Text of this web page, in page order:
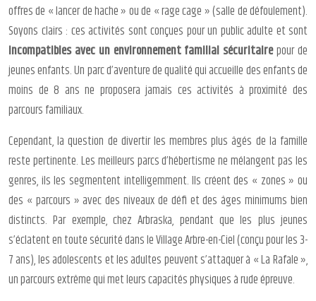
offres de « lancer de hache » ou de « rage cage » (salle de défoulement).
Soyons clairs : ces activités sont conçues pour un public adulte et sont
incompatibles avec un environnement familial sécuritairepour de
jeunes enfants. Un parc d’aventure de qualité qui accueille des enfants de
moins de 8 ans ne proposera jamais ces activités à proximité des
parcours familiaux.
Cependant, la question de divertir les membres plus âgés de la famille
reste pertinente. Les meilleurs parcs d’hébertisme ne mélangent pas les
genres, ils les segmentent intelligemment. Ils créent des « zones » ou
des « parcours » avec des niveaux de défi et des âges minimums bien
distincts. Par exemple, chez Arbraska, pendant que les plus jeunes
s’éclatent en toute sécurité dans le Village Arbre-en-Ciel (conçu pour les 3-
7 ans), les adolescents et les adultes peuvent s’attaquer à « La Rafale »,
un parcours extrême qui met leurs capacités physiques à rude épreuve.